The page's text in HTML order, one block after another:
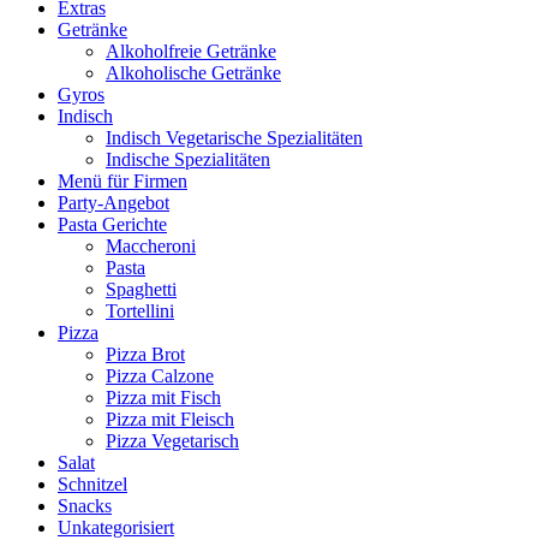
Extras
Getränke
Alkoholfreie Getränke
Alkoholische Getränke
Gyros
Indisch
Indisch Vegetarische Spezialitäten
Indische Spezialitäten
Menü für Firmen
Party-Angebot
Pasta Gerichte
Maccheroni
Pasta
Spaghetti
Tortellini
Pizza
Pizza Brot
Pizza Calzone
Pizza mit Fisch
Pizza mit Fleisch
Pizza Vegetarisch
Salat
Schnitzel
Snacks
Unkategorisiert